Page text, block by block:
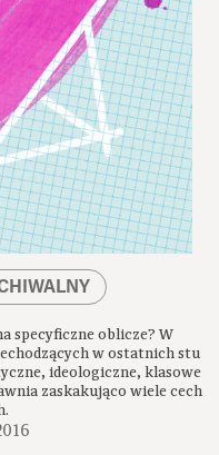
specyficzne oblicze? W
w ostatnich stu
ideologiczne, klasowe
zaskakująco wiele cech